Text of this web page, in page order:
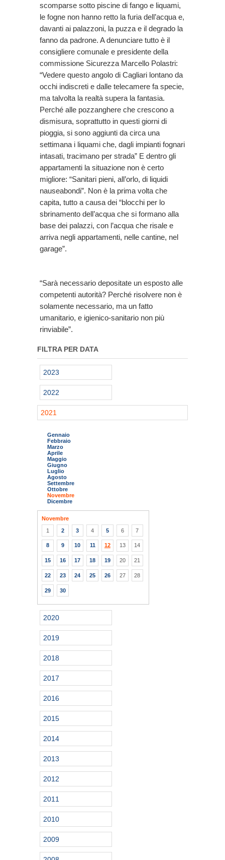
scomparse sotto piscine di fango e liquami,
le fogne non hanno retto la furia dell’acqua e,
davanti ai palazzoni, la puzza e il degrado la
fanno da padrone. A denunciare tutto è il
consigliere comunale e presidente della
commissione Sicurezza Marcello Polastri:
“Vedere questo angolo di Cagliari lontano da
occhi indiscreti e dalle telecamere fa specie,
ma talvolta la realtà supera la fantasia.
Perché alle pozzanghere che crescono a
dismisura, soprattutto in questi giorni di
pioggia, si sono aggiunti da circa una
settimana i liquami che, dagli impianti fognari
intasati, tracimano per strada” E dentro gli
appartamenti la situazione non è certo
migliore: “Sanitari pieni, all’orlo, di liquidi
nauseabondi”. Non è la prima volta che
capita, tutto a causa dei “blocchi per lo
sbrinamento dell’acqua che si formano alla
base dei palazzi, con l’acqua che risale e
arriva negli appartamenti, nelle cantine, nel
garage”.
“Sarà necessario depositate un esposto alle
competenti autorità? Perché risolvere non è
solamente necessario, ma un fatto
umanitario, e igienico-sanitario non più
rinviabile”.
FILTRA PER DATA
2023
2022
2021
Gennaio
Febbraio
Marzo
Aprile
Maggio
Giugno
Luglio
Agosto
Settembre
Ottobre
Novembre
Dicembre
Novembre
1
2 3 4 5 6 7
8 9 10 11 12 13 14
15 16 17 18 19 20 21
22 23 24 25 26 27 28
29 30
2020
2019
2018
2017
2016
2015
2014
2013
2012
2011
2010
2009